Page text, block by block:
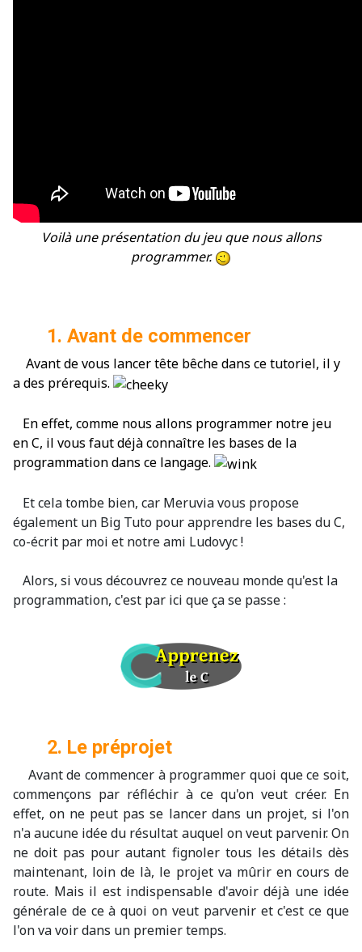
Voilà une présentation du jeu que nous allons
programmer.
1. Avant de commencer
Avant de vous lancer tête bêche dans ce tutoriel, il y
a des prérequis.
En effet, comme nous allons programmer notre jeu
en C, il vous faut déjà connaître les bases de la
programmation dans ce langage.
Et cela tombe bien, car Meruvia vous propose
également un Big Tuto pour apprendre les bases du C,
co-écrit par moi et notre ami Ludovyc !
Alors, si vous découvrez ce nouveau monde qu'est la
programmation, c'est par ici que ça se passe :
2. Le préprojet
Avant de commencer à programmer quoi que ce soit,
commençons par réfléchir à ce qu'on veut créer. En
effet, on ne peut pas se lancer dans un projet, si l'on
n'a aucune idée du résultat auquel on veut parvenir. On
ne doit pas pour autant fignoler tous les détails dès
maintenant, loin de là, le projet va mûrir en cours de
route. Mais il est indispensable d'avoir déjà une idée
générale de ce à quoi on veut parvenir et c'est ce que
l'on va voir dans un premier temps.